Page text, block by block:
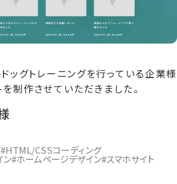
ッグトレーニングを行っている企業様
制作させていただきました。
#HTML/CSSコーディング
ン#ホームページデザイン#スマホサイト